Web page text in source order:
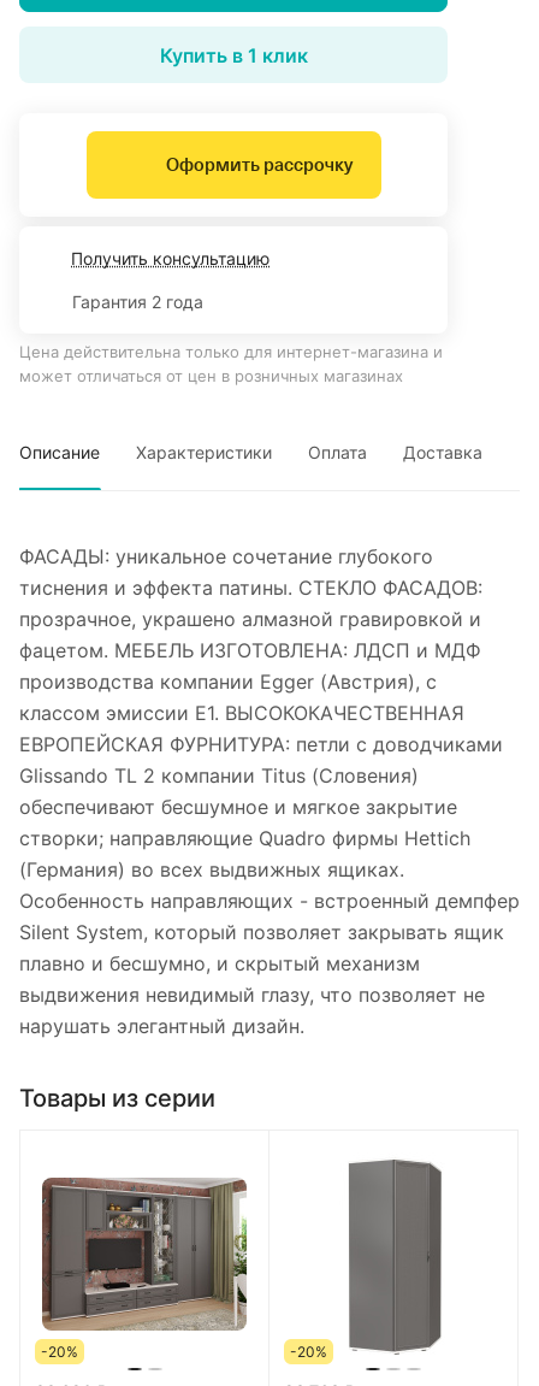
Купить в 1 клик
Оформить рассрочку
Получить консультацию
Гарантия 2 года
Цена действительна только для интернет-магазина и
может отличаться от цен в розничных магазинах
Описание Характеристики Оплата Доставка
ФАСАДЫ: уникальное сочетание глубокого
тиснения и эффекта патины. СТЕКЛО ФАСАДОВ:
прозрачное, украшено алмазной гравировкой и
фацетом. МЕБЕЛЬ ИЗГОТОВЛЕНА: ЛДСП и МДФ
производства компании Egger (Австрия), с
классом эмиссии Е1. ВЫСОКОКАЧЕСТВЕННАЯ
ЕВРОПЕЙСКАЯ ФУРНИТУРА: петли с доводчиками
Glissando TL 2 компании Titus (Словения)
обеспечивают бесшумное и мягкое закрытие
створки; направляющие Quadro фирмы Hettich
(Германия) во всех выдвижных ящиках.
Особенность направляющих - встроенный демпфер
Silent System, который позволяет закрывать ящик
плавно и бесшумно, и скрытый механизм
выдвижения невидимый глазу, что позволяет не
нарушать элегантный дизайн.
Товары из серии
-20% -20%